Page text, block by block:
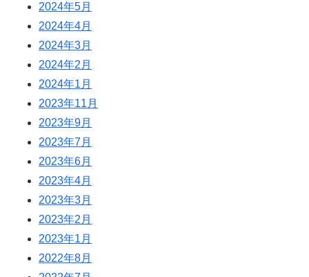
2024年5月
2024年4月
2024年3月
2024年2月
2024年1月
2023年11月
2023年9月
2023年7月
2023年6月
2023年4月
2023年3月
2023年2月
2023年1月
2022年8月